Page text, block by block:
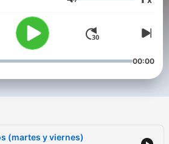
Volume
00:00
(martes y viernes)